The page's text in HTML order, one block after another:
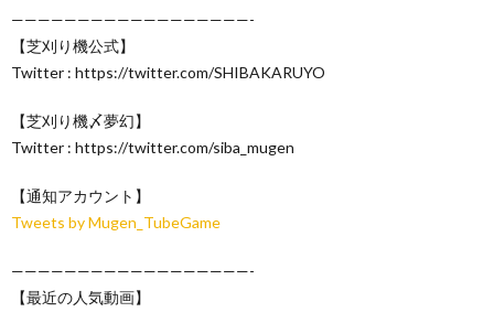
——————————————————-
【芝刈り機公式】
Twitter : https://twitter.com/SHIBAKARUYO
【芝刈り機〆夢幻】
Twitter : https://twitter.com/siba_mugen
【通知アカウント】
Tweets by Mugen_TubeGame
——————————————————-
【最近の人気動画】